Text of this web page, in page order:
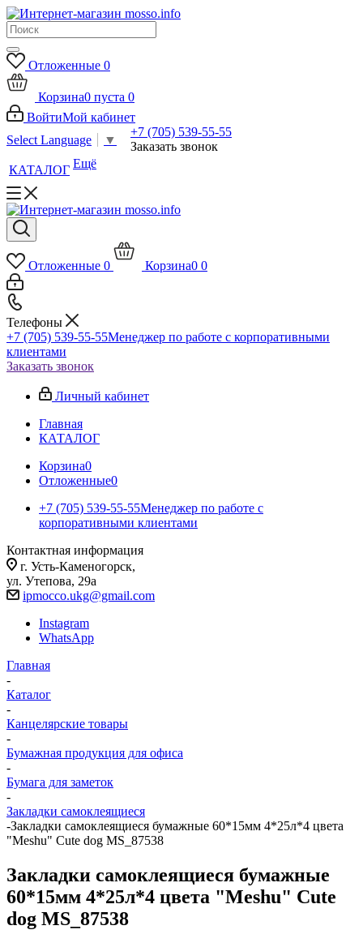
Отложенные 0
Корзина0 пуста 0
ВойтиМой кабинет
Select Language
▼
+7 (705) 539-55-55
Заказать звонок
КАТАЛОГ Ещё
Отложенные 0 Корзина0 0
Телефоны
+7 (705) 539-55-55Менеджер по работе с корпоративными
клиентами
Заказать звонок
Личный кабинет
Главная
КАТАЛОГ
Корзина0
Отложенные0
+7 (705) 539-55-55Менеджер по работе с
корпоративными клиентами
Контактная информация
г. Усть-Каменогорск,
ул. Утепова, 29а
ipmocco.ukg@gmail.com
Instagram
WhatsApp
Главная
-
Каталог
-
Канцелярские товары
-
Бумажная продукция для офиса
-
Бумага для заметок
-
Закладки самоклеящиеся
-Закладки самоклеящиеся бумажные 60*15мм 4*25л*4 цвета
"Meshu" Cute dog MS_87538
Закладки самоклеящиеся бумажные
60*15мм 4*25л*4 цвета "Meshu" Cute
dog MS_87538